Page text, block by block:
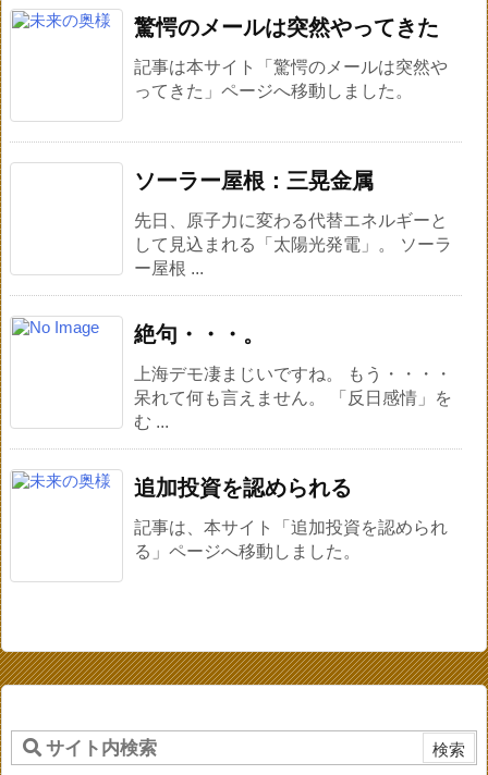
驚愕のメールは突然やってきた
記事は本サイト「驚愕のメールは突然や
ってきた」ページへ移動しました。
ソーラー屋根：三晃金属
先日、原子力に変わる代替エネルギーと
して見込まれる「太陽光発電」。 ソーラ
ー屋根 ...
絶句・・・。
上海デモ凄まじいですね。 もう・・・・
呆れて何も言えません。 「反日感情」を
む ...
追加投資を認められる
記事は、本サイト「追加投資を認められ
る」ページへ移動しました。